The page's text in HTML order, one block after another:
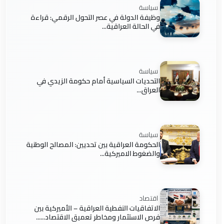
سياسة
وظيفة الدولة في عصر التحول الرقمي: قراءة
في الحالة العراقية...
سياسة
التحديات السياسية أمام حكومة الزيدي في
العراق...
سياسة
الحكومة العراقية بين تحديين: المصالح الوطنية
والضغوط الاميركية...
اقتصاد
الاتفاقيات النفطية العراقية – الأميركية بين
فرص الاستثمار ومخاطر تعميق الاقتصاد......